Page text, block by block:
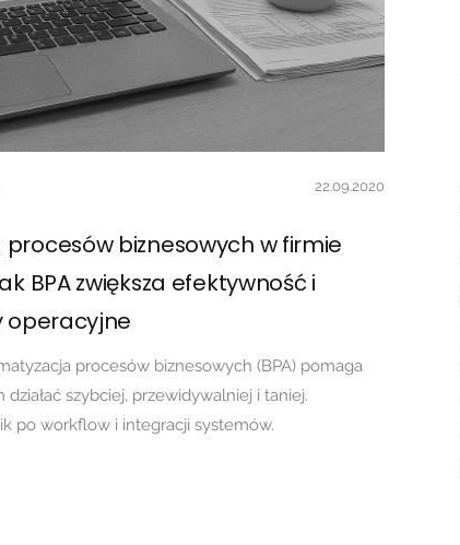
22.09.2020
biznesowych w firmie
BPA zwiększa efektywność i
operacyjne
procesów biznesowych (BPA) pomaga
szybciej, przewidywalniej i taniej.
po workflow i integracji systemów.